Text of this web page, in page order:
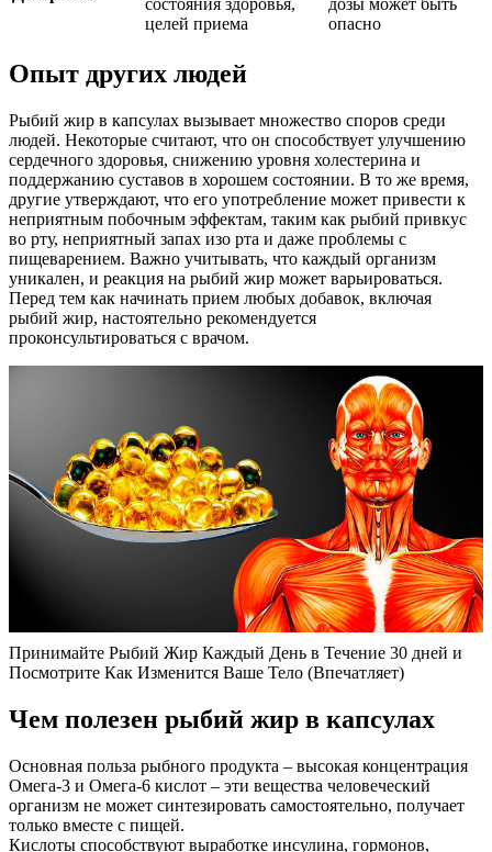
состояния здоровья,
целей приема
дозы может быть
опасно
Опыт других людей
Рыбий жир в капсулах вызывает множество споров среди
людей. Некоторые считают, что он способствует улучшению
сердечного здоровья, снижению уровня холестерина и
поддержанию суставов в хорошем состоянии. В то же время,
другие утверждают, что его употребление может привести к
неприятным побочным эффектам, таким как рыбий привкус
во рту, неприятный запах изо рта и даже проблемы с
пищеварением. Важно учитывать, что каждый организм
уникален, и реакция на рыбий жир может варьироваться.
Перед тем как начинать прием любых добавок, включая
рыбий жир, настоятельно рекомендуется
проконсультироваться с врачом.
Принимайте Рыбий Жир Каждый День в Течение 30 дней и
Посмотрите Как Изменится Ваше Тело (Впечатляет)
Чем полезен рыбий жир в капсулах
Основная польза рыбного продукта – высокая концентрация
Омега-3 и Омега-6 кислот – эти вещества человеческий
организм не может синтезировать самостоятельно, получает
только вместе с пищей.
Кислоты способствуют выработке инсулина, гормонов,